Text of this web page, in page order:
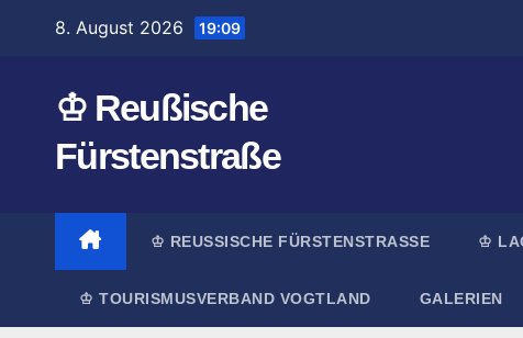
8. August 2026 19:09
♔ Reußische
Fürstenstraße
♔ REUSSISCHE FÜRSTENSTRASSE ♔
♔ TOURISMUSVERBAND VOGTLAND GALERIEN